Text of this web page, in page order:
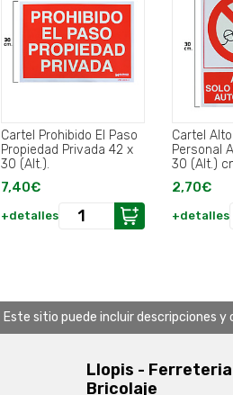
Cartel Prohibido El Paso
Propiedad Privada 42 x
30 (Alt.).
7,40€
+detalles
Cartel
Personal
30 (Alt.)
2,70€
+detalles
Este sitio puede incluir descripciones
Llopis -
Bricolaje